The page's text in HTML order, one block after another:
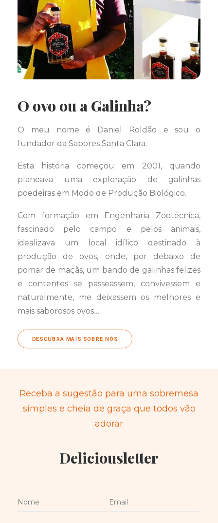
O ovo ou a Galinha?
O meu nome é Daniel Roldão e sou o
fundador da Sabores Santa Clara.
Esta história começou em 2001, quando
planeava uma exploração de galinhas
poedeiras em Modo de Produção Biológico.
Com formação em Engenharia Zootécnica,
fascinado pelo campo e pelos animais,
idealizava um local idílico destinado à
produção de ovos, onde, por debaixo de
pomar de maçãs, um bando de galinhas felizes
e contentes se passeassem, convivessem e
naturalmente, me deixassem os melhores e
mais saborosos ovos…
DESCUBRA MAIS SOBRE NÓS
Receba a sugestão para uma sobremesa
simples e cheia de graça que todos vão
adorar
Deliciousletter